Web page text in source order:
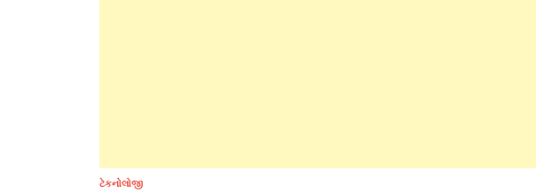
ટેકનોલોજી